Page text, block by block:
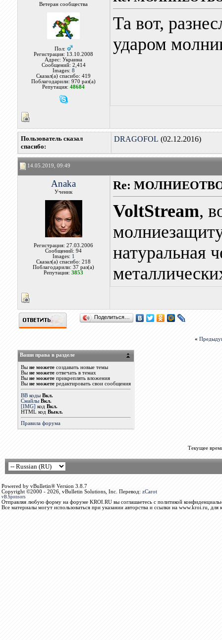
Ветеран сообщества
Пол:
Регистрация: 13.10.2008
Адрес: Украина
Сообщений: 2,414
Images: 8
Сказал(а) спасибо: 419
Поблагодарили: 970 раз(а)
Репутация:48684
Та вот,
ударом
Пользователь сказал
cпасибо:
DRAGOFOL (02.12.2016)
14.05.2019, 09:49
Anaka
Ученик
Регистрация: 27.03.2006
Сообщений: 94
Images: 1
Сказал(а) спасибо: 218
Поблагодарили: 37 раз(а)
Репутация:3853
Re:
VoltStream,
натуральная
Поделиться…
«
Ваши права в разделе
Вы не можетесоздавать новые темы
Вы не можетеотвечать в темах
Вы не можетеприкреплять вложения
Вы не можетередактировать свои сообщения
BB коды Вкл.
Смайлы Вкл.
[IMG] код Вкл.
HTML код Выкл.
Правила форума
Текущее
Powered by vBulletin® Version 3.8.7
Copyright ©2000 - 2026, vBulletin Solutions, Inc. Перевод: zCarot
vB.Sponsors
Отправляя любую форму на форуме KROI.RU вы соглашаетесь с политикой
Все материалы могут использоваться при указании авторства и ссылки на www.kroi.ru, для